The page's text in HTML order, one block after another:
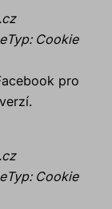
Typ: Cookie
pro
Typ: Cookie